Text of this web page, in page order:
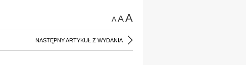
AAA
NASTĘPNY ARTYKUŁ Z WYDANIA